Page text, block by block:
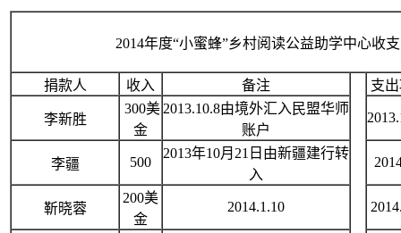
2014年度“小蜜蜂”乡村阅读公益助学中心收
捐款人 收入 备注 支
李新胜
300美
金
2013.10.8由境外汇入民盟华师
账户
李疆 500
2013年10月21日由新疆建行转
入
靳晓蓉
200美
金
2014.1.10